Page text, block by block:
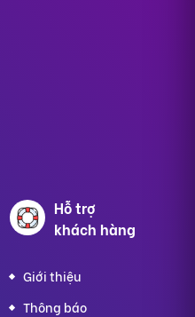
Hỗ trợ
khách hàng
Giới thiệu
Thông báo